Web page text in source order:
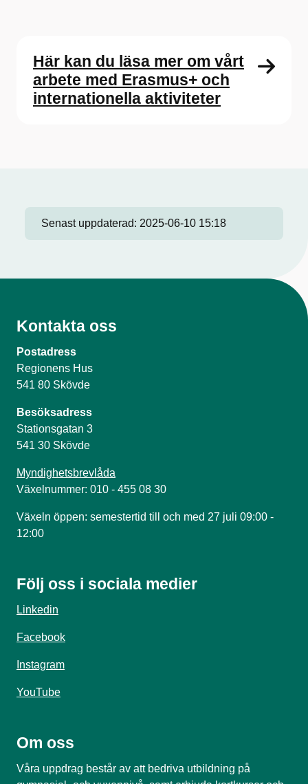
Här kan du läsa mer om vårt
arbete med Erasmus+ och
internationella aktiviteter
Senast uppdaterad: 2025-06-10 15:18
Kontakta oss
Postadress
Regionens Hus
541 80 Skövde
Besöksadress
Stationsgatan 3
541 30 Skövde
Myndighetsbrevlåda
Växelnummer: 010 - 455 08 30
Växeln öppen: semestertid till och med 27 juli 09:00 -
12:00
Följ oss i sociala medier
Linkedin
Facebook
Instagram
YouTube
Om oss
Våra uppdrag består av att bedriva utbildning på